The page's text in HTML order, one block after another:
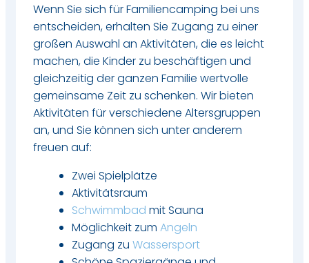
Wenn Sie sich für Familiencamping bei uns
entscheiden, erhalten Sie Zugang zu einer
großen Auswahl an Aktivitäten, die es leicht
machen, die Kinder zu beschäftigen und
gleichzeitig der ganzen Familie wertvolle
gemeinsame Zeit zu schenken. Wir bieten
Aktivitäten für verschiedene Altersgruppen
an, und Sie können sich unter anderem
freuen auf:
Zwei Spielplätze
Aktivitätsraum
Schwimmbad mit Sauna
Möglichkeit zum Angeln
Zugang zu Wassersport